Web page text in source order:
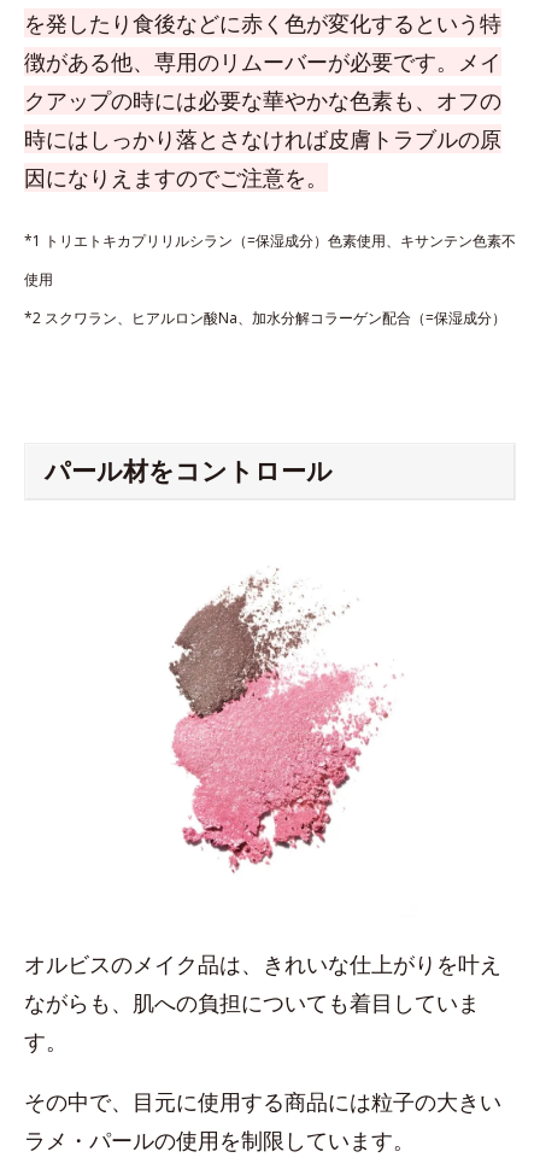
を発したり食後などに赤く色が変化するという特
徴がある他、専用のリムーバーが必要です。メイ
クアップの時には必要な華やかな色素も、オフの
時にはしっかり落とさなければ皮膚トラブルの原
因になりえますのでご注意を。
*1 トリエトキカプリリルシラン（=保湿成分）色素使用、キサンテン色素不
使用
*2 スクワラン、ヒアルロン酸Na、加水分解コラーゲン配合（=保湿成分）
パール材をコントロール
オルビスのメイク品は、きれいな仕上がりを叶え
ながらも、肌への負担についても着目していま
す。
その中で、目元に使用する商品には粒子の大きい
ラメ・パールの使用を制限しています。